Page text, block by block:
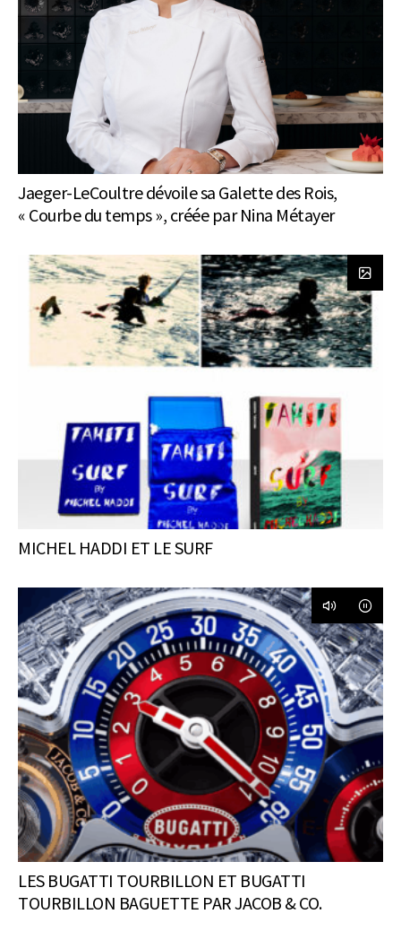
Jaeger-LeCoultre dévoile sa Galette des Rois,
« Courbe du temps », créée par Nina Métayer
MICHEL HADDI ET LE SURF
LES BUGATTI TOURBILLON ET BUGATTI
TOURBILLON BAGUETTE PAR JACOB & CO.